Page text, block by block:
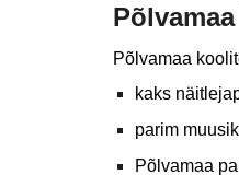
Põlvamaa
kaks
parim
Põlvamaa